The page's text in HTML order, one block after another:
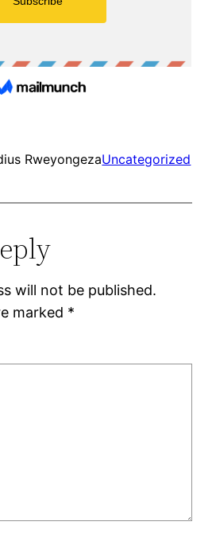
RweyongezaUncategorized
will not be published.
marked *